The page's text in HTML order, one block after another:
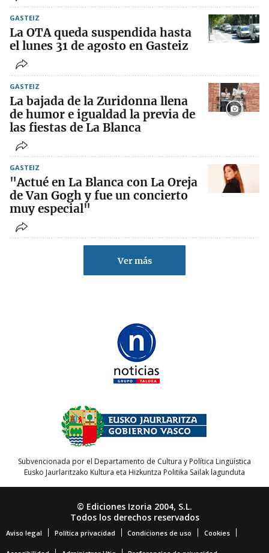
GASTEIZ
La OTA queda suspendida hasta
el lunes 31 de agosto en Gasteiz
GASTEIZ
La bajada de la Zuridonna llena
de humor e igualdad la previa de
las fiestas de La Blanca
GASTEIZ
"Actué en La Blanca con La Oreja
de Van Gogh y fue un concierto
muy especial"
Ver más
Subvencionada por el Departamento de Cultura y Política Lingüística
Eusko Jaurlaritzako Kultura eta Hizkuntza Politika Sailak lagunduta
© Ediciones Izoria 2004, S.L.
Todos los derechos reservados
Aviso legal Política privacidad Condiciones de uso Cookies